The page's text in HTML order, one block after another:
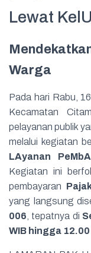
Lewat
Warga
Pada hari Rabu,
Kecamatan
pelayanan publik
melalui kegiatan
LAyanan
Kegiatan ini
pembayaran
yang langsung
006 , tepatnya di
WIB hingga 12.00